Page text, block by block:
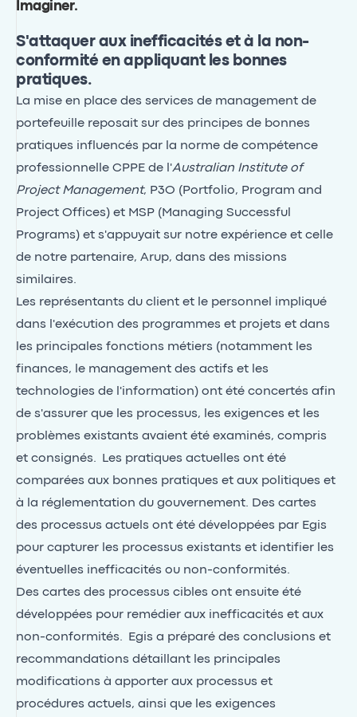
Imaginer.
S'attaquer aux inefficacités et à la non-
conformité en appliquant les bonnes
pratiques.
La mise en place des services de management de
portefeuille reposait sur des principes de bonnes
pratiques influencés par la norme de compétence
professionnelle CPPE de l'Australian Institute of
Project Management, P3O (Portfolio, Program and
Project Offices) et MSP (Managing Successful
Programs) et s'appuyait sur notre expérience et celle
de notre partenaire, Arup, dans des missions
similaires.
Les représentants du client et le personnel impliqué
dans l'exécution des programmes et projets et dans
les principales fonctions métiers (notamment les
finances, le management des actifs et les
technologies de l'information) ont été concertés afin
de s'assurer que les processus, les exigences et les
problèmes existants avaient été examinés, compris
et consignés. Les pratiques actuelles ont été
comparées aux bonnes pratiques et aux politiques et
à la réglementation du gouvernement. Des cartes
des processus actuels ont été développées par Egis
pour capturer les processus existants et identifier les
éventuelles inefficacités ou non-conformités.
Des cartes des processus cibles ont ensuite été
développées pour remédier aux inefficacités et aux
non-conformités. Egis a préparé des conclusions et
recommandations détaillant les principales
modifications à apporter aux processus et
procédures actuels, ainsi que les exigences